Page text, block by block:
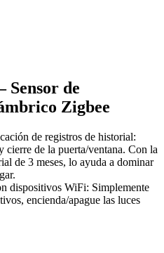
Sensor de
Zigbee
de registros de historial:
cierre de la puerta/ventana. Con la
de 3 meses, lo ayuda a dominar
dispositivos WiFi: Simplemente
encienda/apague las luces